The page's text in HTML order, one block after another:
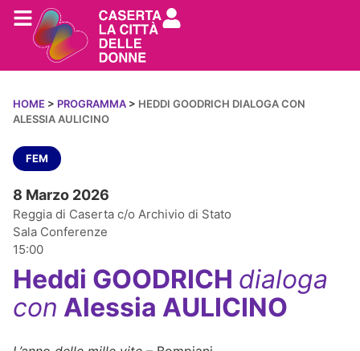
HOME > PROGRAMMA > HEDDI GOODRICH DIALOGA CON
ALESSIA AULICINO
FEM
Heddi GOODRICH dialoga
con Alessia AULICINO
8 Marzo 2026
Reggia di Caserta c/o Archivio di Stato
Sala Conferenze
15:00